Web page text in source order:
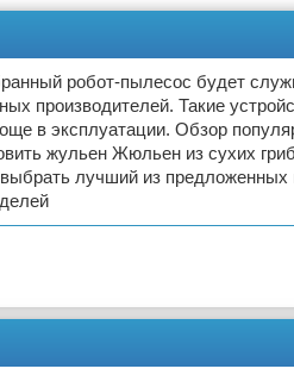
робот-пылесос будет
производителей. Такие
в эксплуатации. Обзор
жульен Жюльен из сухих
лучший из предложенных